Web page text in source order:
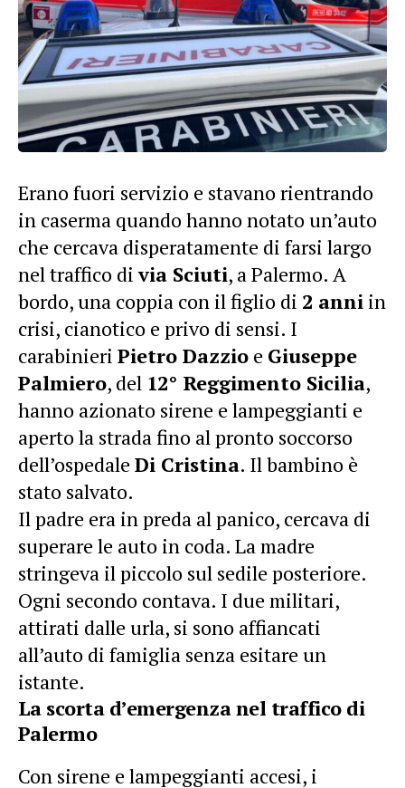
Erano fuori servizio e stavano rientrando
in caserma quando hanno notato un’auto
che cercava disperatamente di farsi largo
nel traffico divia Sciuti, a Palermo. A
bordo, una coppia con il figlio di 2 anni in
crisi, cianotico e privo di sensi. I
carabinieri Pietro Dazzio e Giuseppe
Palmiero, del 12° Reggimento Sicilia,
hanno azionato sirene e lampeggianti e
aperto la strada fino al pronto soccorso
dell’ospedale Di Cristina. Il bambino è
stato salvato.
Il padre era in preda al panico, cercava di
superare le auto in coda. La madre
stringeva il piccolo sul sedile posteriore.
Ogni secondo contava. I due militari,
attirati dalle urla, si sono affiancati
all’auto di famiglia senza esitare un
istante.
La scorta d’emergenza nel traffico di
Palermo
Con sirene e lampeggianti accesi, i